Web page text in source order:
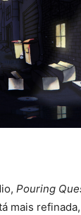
Pouring
mais